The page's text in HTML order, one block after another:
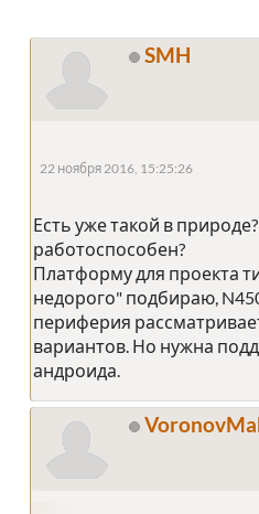
SMH
22 ноября 2016, 15:25:26
Есть уже такой в
работоспособен?
Платформу для проекта
недорого" подбираю,
периферия
вариантов. Но нужна
андроида.